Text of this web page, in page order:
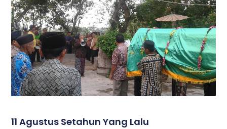
11 Agustus Setahun Yang Lalu